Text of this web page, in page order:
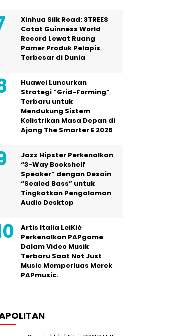
Xinhua Silk Road: 3TREES
Catat Guinness World
Record Lewat Ruang
Pamer Produk Pelapis
Terbesar di Dunia
Huawei Luncurkan
Strategi “Grid-Forming”
Terbaru untuk
Mendukung Sistem
Kelistrikan Masa Depan di
Ajang The Smarter E 2026
Jazz Hipster Perkenalkan
“3-Way Bookshelf
Speaker” dengan Desain
“Sealed Bass” untuk
Tingkatkan Pengalaman
Audio Desktop
Artis Italia LeiKiè
Perkenalkan PAPgame
Dalam Video Musik
Terbaru Saat Not Just
Music Memperluas Merek
PAPmusic.